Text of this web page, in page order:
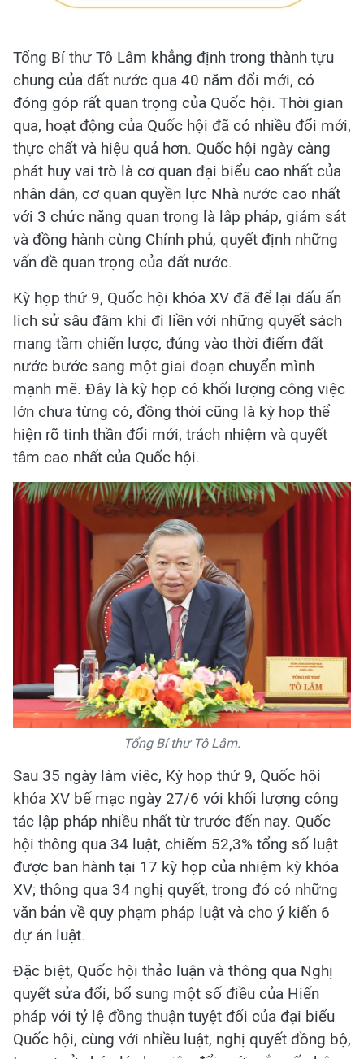
Tổng Bí thư Tô Lâm khẳng định trong thành tựu
chung của đất nước qua 40 năm đổi mới, có
đóng góp rất quan trọng của Quốc hội. Thời gian
qua, hoạt động của Quốc hội đã có nhiều đổi mới,
thực chất và hiệu quả hơn. Quốc hội ngày càng
phát huy vai trò là cơ quan đại biểu cao nhất của
nhân dân, cơ quan quyền lực Nhà nước cao nhất
với 3 chức năng quan trọng là lập pháp, giám sát
và đồng hành cùng Chính phủ, quyết định những
vấn đề quan trọng của đất nước.
Kỳ họp thứ 9, Quốc hội khóa XV đã để lại dấu ấn
lịch sử sâu đậm khi đi liền với những quyết sách
mang tầm chiến lược, đúng vào thời điểm đất
nước bước sang một giai đoạn chuyển mình
mạnh mẽ. Đây là kỳ họp có khối lượng công việc
lớn chưa từng có, đồng thời cũng là kỳ họp thể
hiện rõ tinh thần đổi mới, trách nhiệm và quyết
tâm cao nhất của Quốc hội.
Tổng Bí thư Tô Lâm.
Sau 35 ngày làm việc, Kỳ họp thứ 9, Quốc hội
khóa XV bế mạc ngày 27/6 với khối lượng công
tác lập pháp nhiều nhất từ trước đến nay. Quốc
hội thông qua 34 luật, chiếm 52,3% tổng số luật
được ban hành tại 17 kỳ họp của nhiệm kỳ khóa
XV; thông qua 34 nghị quyết, trong đó có những
văn bản về quy phạm pháp luật và cho ý kiến 6
dự án luật.
Đặc biệt, Quốc hội thảo luận và thông qua Nghị
quyết sửa đổi, bổ sung một số điều của Hiến
pháp với tỷ lệ đồng thuận tuyệt đối của đại biểu
Quốc hội, cùng với nhiều luật, nghị quyết đồng bộ,